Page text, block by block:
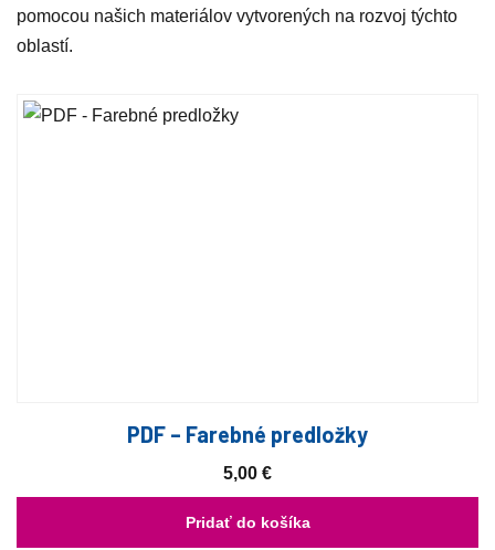
pomocou našich materiálov vytvorených na rozvoj týchto
oblastí.
PDF – Farebné predložky
5,00 €
Pridať do košíka